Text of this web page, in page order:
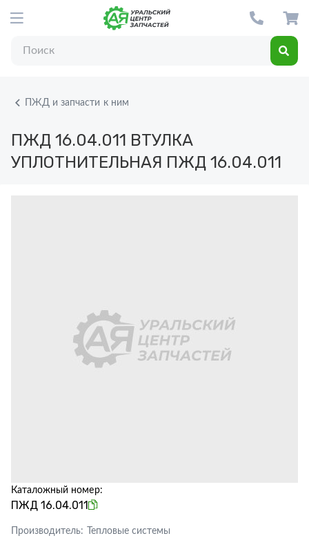
ПЖД и запчасти к ним
ПЖД 16.04.011 ВТУЛКА
УПЛОТНИТЕЛЬНАЯ ПЖД 16.04.011
Каталожный номер:
ПЖД 16.04.011
Производитель: Тепловые системы